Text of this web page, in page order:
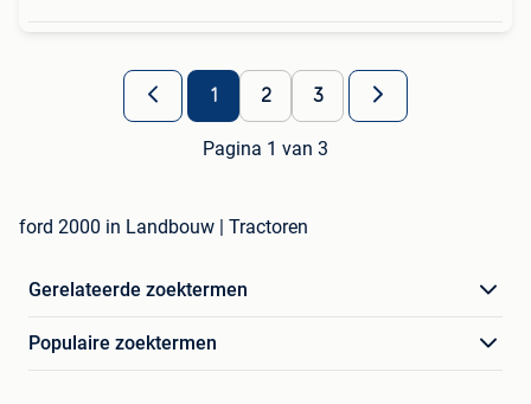
1 2 3
Pagina 1 van 3
ford 2000 in Landbouw | Tractoren
Gerelateerde zoektermen
Populaire zoektermen